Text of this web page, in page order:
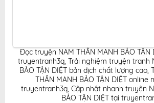
Đọc truyện NAM THẦN MANH BẢO TẬN
truyentranh3q, Trải nghiệm truyện tranh
BẢO TẬN DIỆT bản dịch chất lượng cao,
THẦN MANH BẢO TẬN DIỆT online
truyentranh3q, Cập nhật nhanh truyện
BẢO TẬN DIỆT tại